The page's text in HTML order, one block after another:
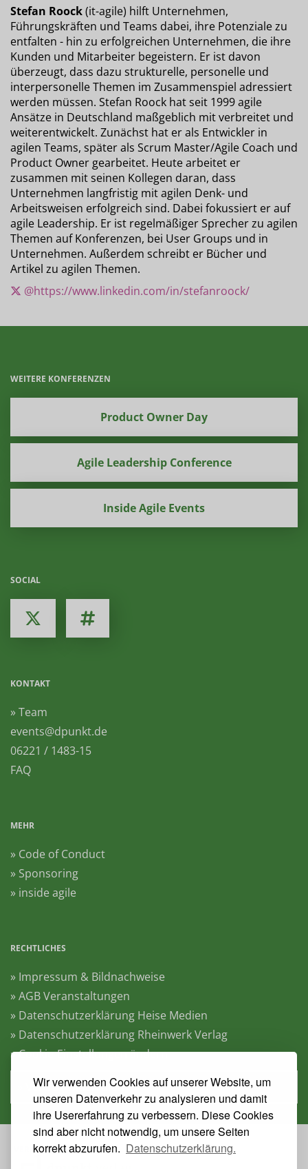
Wir verwenden Cookies auf unserer Website, um
unseren Datenverkehr zu analysieren und damit
ihre Usererfahrung zu verbessern. Diese Cookies
sind aber nicht notwendig, um unsere Seiten
korrekt abzurufen. Datenschutzerklärung.
Stefan Roock(it-agile) hilft Unternehmen,
Führungskräften und Teams dabei, ihre Potenziale zu
entfalten - hin zu erfolgreichen Unternehmen, die ihre
Kunden und Mitarbeiter begeistern. Er ist davon
überzeugt, dass dazu strukturelle, personelle und
interpersonelle Themen im Zusammenspiel adressiert
werden müssen. Stefan Roock hat seit 1999 agile
Ansätze in Deutschland maßgeblich mit verbreitet und
weiterentwickelt. Zunächst hat er als Entwickler in
agilen Teams, später als Scrum Master/Agile Coach und
Product Owner gearbeitet. Heute arbeitet er
zusammen mit seinen Kollegen daran, dass
Unternehmen langfristig mit agilen Denk- und
Arbeitsweisen erfolgreich sind. Dabei fokussiert er auf
agile Leadership. Er ist regelmäßiger Sprecher zu agilen
Themen auf Konferenzen, bei User Groups und in
Unternehmen. Außerdem schreibt er Bücher und
Artikel zu agilen Themen.
@https://www.linkedin.com/in/stefanroock/
WEITERE KONFERENZEN
Product Owner Day
Agile Leadership Conference
Inside Agile Events
SOCIAL
KONTAKT
» Team
events@dpunkt.de
06221 / 1483-15
FAQ
MEHR
» Code of Conduct
» Sponsoring
» inside agile
RECHTLICHES
» Impressum & Bildnachweise
» AGB Veranstaltungen
» Datenschutzerklärung Heise Medien
» Datenschutzerklärung Rheinwerk Verlag
» Cookie-Einstellungen ändern
» Vertrag widerrufen
VERANSTALTER: